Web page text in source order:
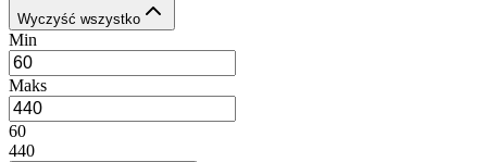
Wyczyść wszystko
Min
Maks
60
440